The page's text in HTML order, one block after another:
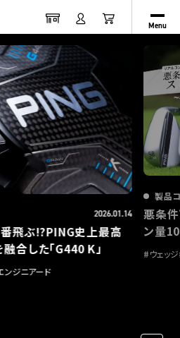
Menu
2026.01.14
飛ぶ!?PING史上最高
合した「G440 K」
ンジニアード
製品
悪条件
ン量
#ウェッジ